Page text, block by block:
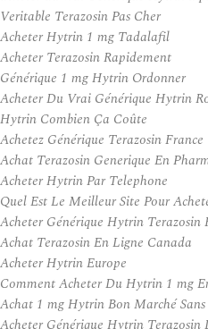
Veritable Terazosin Pas Cher
Acheter Hytrin 1 mg Tadalafil
Acheter Terazosin Rapidement
Générique 1 mg Hytrin Ordonner
Acheter Du Vrai Générique Hytrin
Hytrin Combien Ça Coûte
Achetez Générique Terazosin France
Achat Terazosin Generique En
Acheter Hytrin Par Telephone
Quel Est Le Meilleur Site Pour
Acheter Générique Hytrin Terazosin
Achat Terazosin En Ligne Canada
Acheter Hytrin Europe
Comment Acheter Du Hytrin 1 mg
Achat 1 mg Hytrin Bon Marché